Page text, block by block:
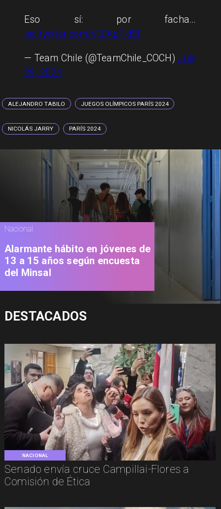
Eso sí: por facha…
pic.twitter.com/yEEApPjdSf
— Team Chile (@TeamChile_COCH) July
29, 2024
ALEJANDRO TABILO JUEGOS OLÍMPICOS PARÍS 2024
NICOLÁS JARRY PARÍS 2024
NACIONAL
Senado envía cruce Campillai-Flores a
Comisión de Ética
Nacional
Alarmante hábito en jóvenes de
13 a 15 años según encuesta
del Minsal
DESTACADOS